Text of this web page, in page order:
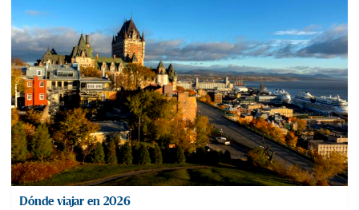
Dónde viajar en 2026